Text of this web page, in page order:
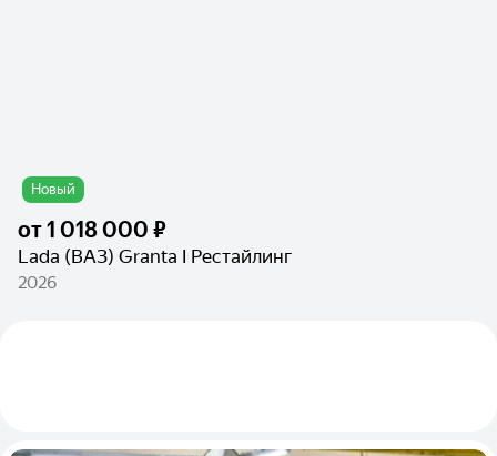
Новый
от1 018 000 ₽
Lada (ВАЗ) Granta I Рестайлинг
2026